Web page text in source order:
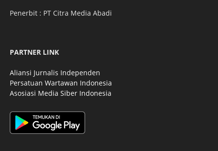
Penerbit : PT Citra Media Abadi
PARTNER LINK
Aliansi Jurnalis Independen
Persatuan Wartawan Indonesia
Asosiasi Media Siber Indonesia